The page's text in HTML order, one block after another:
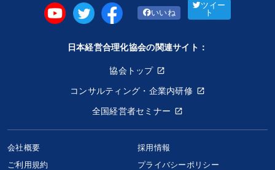
いいね
ツイー
ト
日本経営合理化協会の関連サイト：
協会トップ
コンサルティング・企業内研修
全国経営者セミナー
会社概要
採用情報
ご利用規約
プライバシーポリシー